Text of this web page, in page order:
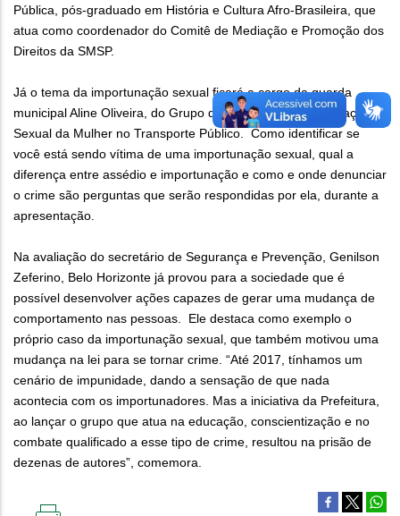
Pública, pós-graduado em História e Cultura Afro-Brasileira, que
atua como coordenador do Comitê de Mediação e Promoção dos
Direitos da SMSP.
Já o tema da importunação sexual ficará a cargo da guarda
municipal Aline Oliveira, do Grupo de Combate à Importunação
Sexual da Mulher no Transporte Público. Como identificar se
você está sendo vítima de uma importunação sexual, qual a
diferença entre assédio e importunação e como e onde denunciar
o crime são perguntas que serão respondidas por ela, durante a
apresentação.
Na avaliação do secretário de Segurança e Prevenção, Genilson
Zeferino, Belo Horizonte já provou para a sociedade que é
possível desenvolver ações capazes de gerar uma mudança de
comportamento nas pessoas. Ele destaca como exemplo o
próprio caso da importunação sexual, que também motivou uma
mudança na lei para se tornar crime. “Até 2017, tínhamos um
cenário de impunidade, dando a sensação de que nada
acontecia com os importunadores. Mas a iniciativa da Prefeitura,
ao lançar o grupo que atua na educação, conscientização e no
combate qualificado a esse tipo de crime, resultou na prisão de
dezenas de autores”, comemora.